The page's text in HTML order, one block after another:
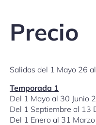
Precio
Salidas del 1 Mayo 26
Temporada 1
Del 1 Mayo al 30 Junio
Del 1 Septiembre al 13
Del 1 Enero al 31